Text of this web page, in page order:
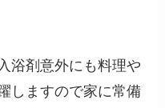
浴剤意外にも料理や
しますので家に常備